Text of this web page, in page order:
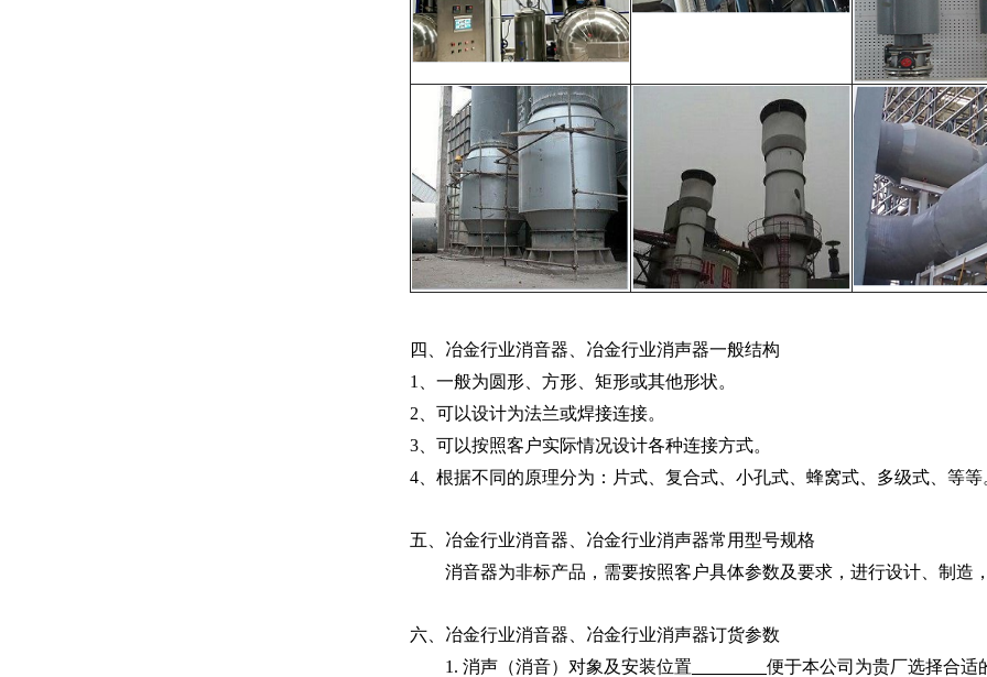
四、冶金行业消音器、冶金行业消声器一般结构
1、一般为圆形、方形、矩形或其他形状。
2、可以设计为法兰或焊接连接。
3、可以按照客户实际情况设计各种连接方式。
4、根据不同的原理分为：片式、复合式、小孔式、蜂窝式、多级式、等等
五、冶金行业消音器、冶金行业消声器常用型号规格
消音器为非标产品，需要按照客户具体参数及要求，进行设计、制造
六、冶金行业消音器、冶金行业消声器订货参数
1. 消声（消音）对象及安装位置
便于本公司为贵厂选择合适